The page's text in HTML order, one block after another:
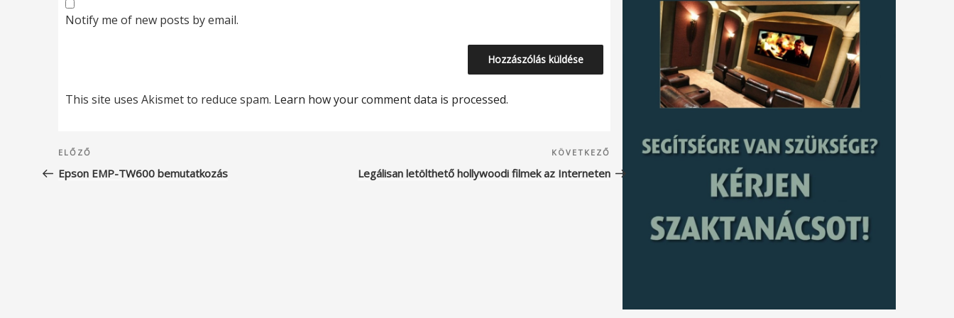
Notify me of new posts by email.
This site uses Akismet to reduce spam. Learn how your comment data is processed.
Bejegyzés
navigáció
Korábbi
bejegyzés
ELŐZŐ
Epson EMP-TW600 bemutatkozás
Következő
bejegyzés
KÖVETKEZŐ
Legálisan letölthető hollywoodi filmek az Interneten